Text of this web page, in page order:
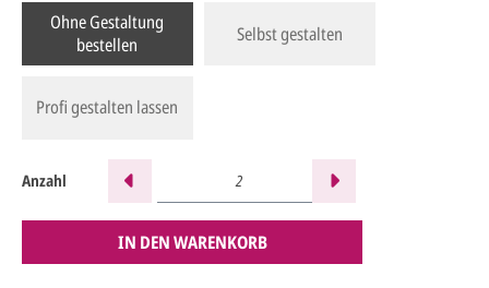
Ohne Gestaltung
bestellen
Selbst gestalten
Profi gestalten lassen
Anzahl
IN DEN WARENKORB